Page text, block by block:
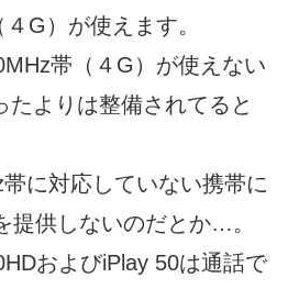
G）が使えます。
帯（４G）が使えない
たよりは整備されてると
に対応していない携帯に
提供しないのだとか…。
およびiPlay 50は通話で